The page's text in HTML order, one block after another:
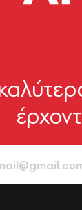
-